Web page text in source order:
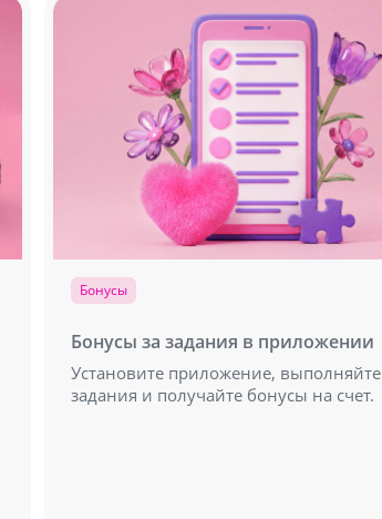
Бонусы
Бонусы за задания в приложении
Установите приложение, выполняйте
задания и получайте бонусы на счет.